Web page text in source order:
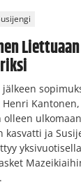
olleen
kasvatti ja